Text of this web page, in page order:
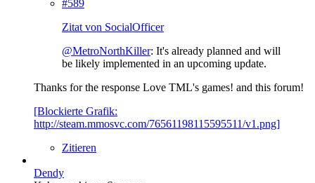
#589
Zitat von SocialOfficer
@MetroNorthKiller: It's already planned and will
be likely implemented in an upcoming update.
Thanks for the response Love TML's games! and this forum!
[Blockierte Grafik:
http://steam.mmosvc.com/76561198115595511/v1.png]
Zitieren
Dendy